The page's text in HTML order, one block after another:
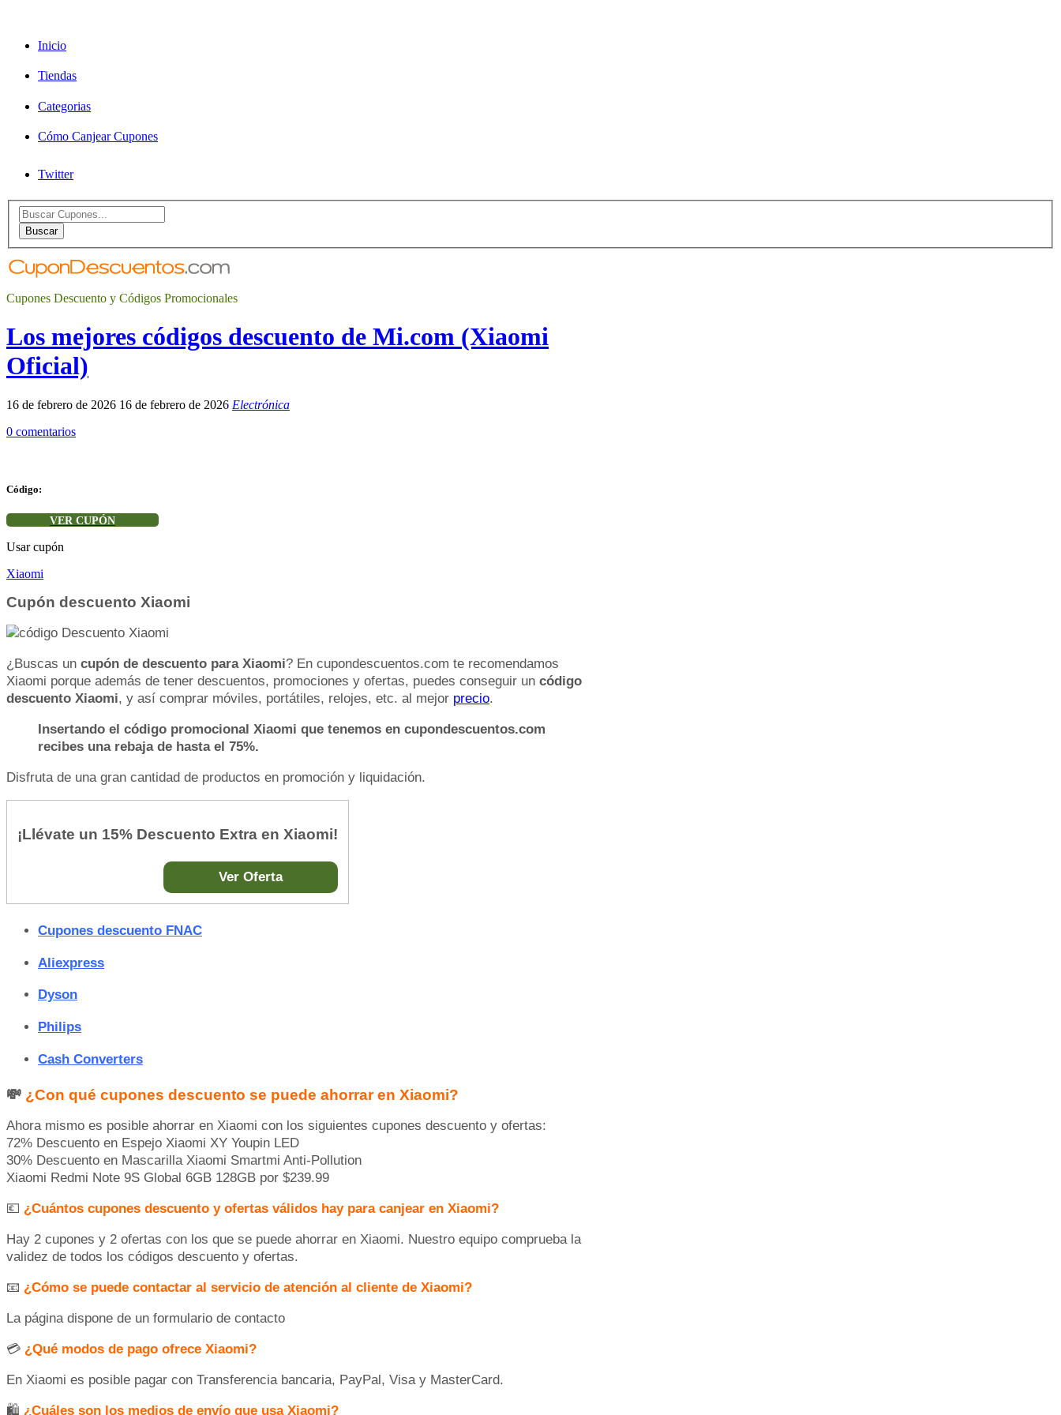
Inicio
Tiendas
Categorias
Cómo Canjear Cupones
Twitter
Search
for:Buscar
Cupones Descuento y Códigos Promocionales
Los mejores códigos descuento de Mi.com (Xiaomi
Oficial)
16 de febrero de 2026 16 de febrero de 2026 Electrónica
0 comentarios
Código:
VER CUPÓN
Usar cupón
Xiaomi
Cupón descuento Xiaomi
¿Buscas un cupón de descuento para Xiaomi? En cupondescuentos.com te recomendamos
Xiaomi porque además de tener descuentos, promociones y ofertas, puedes conseguir un código
descuento Xiaomi, y así comprar móviles, portátiles, relojes, etc. al mejor precio.
Insertando el código promocional Xiaomi que tenemos en cupondescuentos.com
recibes una rebaja de hasta el 75%.
Disfruta de una gran cantidad de productos en promoción y liquidación.
¡Llévate un 15% Descuento Extra en Xiaomi!
Ver Oferta
Cupones descuento FNAC
Aliexpress
Dyson
Philips
Cash Converters
💸 ¿Con qué cupones descuento se puede ahorrar en Xiaomi?
Ahora mismo es posible ahorrar en Xiaomi con los siguientes cupones descuento y ofertas:
72% Descuento en Espejo Xiaomi XY Youpin LED
30% Descuento en Mascarilla Xiaomi Smartmi Anti-Pollution
Xiaomi Redmi Note 9S Global 6GB 128GB por $239.99
💶 ¿Cuántos cupones descuento y ofertas válidos hay para canjear en Xiaomi?
Hay 2 cupones y 2 ofertas con los que se puede ahorrar en Xiaomi. Nuestro equipo comprueba la
validez de todos los códigos descuento y ofertas.
📧 ¿Cómo se puede contactar al servicio de atención al cliente de Xiaomi?
La página dispone de un formulario de contacto
💳 ¿Qué modos de pago ofrece Xiaomi?
En Xiaomi es posible pagar con Transferencia bancaria, PayPal, Visa y MasterCard.
🛍 ¿Cuáles son los medios de envío que usa Xiaomi?